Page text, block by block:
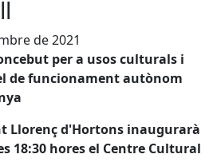
de 2021
per a usos culturals i
de funcionament autònom
Llorenç d'Hortons inaugurarà
18:30 hores el Centre Cultural